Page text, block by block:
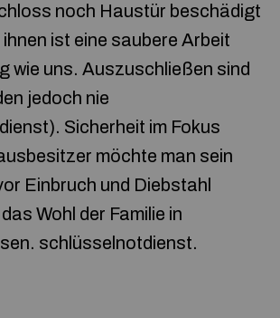
noch Haustür beschädigt
ist eine saubere Arbeit
wie uns. Auszuschließen sind
jedoch nie
Sicherheit im Fokus
möchte man sein
Einbruch und Diebstahl
Wohl der Familie in
schlüsselnotdienst.